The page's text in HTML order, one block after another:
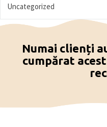
temperatură între 15⁰C –
Uncategorized
Numai clienți
cumpărat